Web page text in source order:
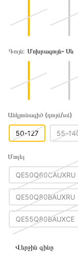
Գույն: Մոխրագույն- Սև
Անկյունագիծ (դույմ/սմ)
50-127 55-
Մոդել
QE50Q60CAUXRU
QE50Q80BAUXRU
QE55Q80BAUXCE
Վերջին գինը